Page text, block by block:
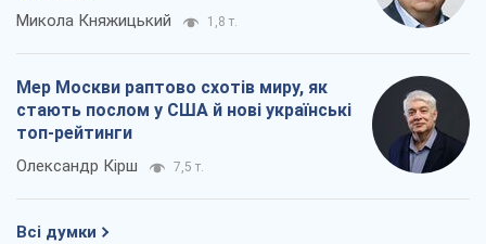
Микола Княжицький 1,8 т.
Мер Москви раптово схотів миру, як
стають послом у США й нові українські
топ-рейтинги
Олександр Кірш 7,5 т.
Всі думки